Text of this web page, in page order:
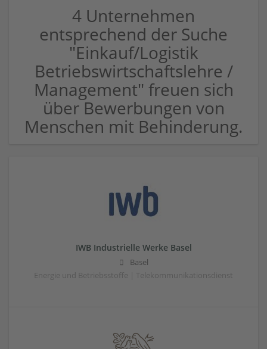
4 Unternehmen
entsprechend der Suche
"Einkauf/Logistik
Betriebswirtschaftslehre /
Management" freuen sich
über Bewerbungen von
Menschen mit Behinderung.
IWB Industrielle Werke Basel
Basel
Energie und Betriebsstoffe | Telekommunikationsdienst